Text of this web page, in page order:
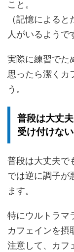
こと。
（記憶によると
人がいるようで
実際に練習でた
思ったら潔くカ
う 。
普段は大丈
受け付けな
普段は大丈夫で
では逆に調子が
ます。
特にウルトラマ
カフェインを摂
注意して、カフ